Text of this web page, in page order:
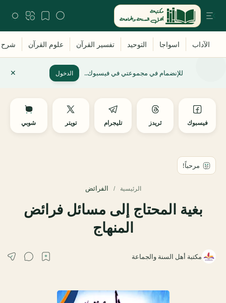
للإنضمام في مجموعتي في فيسبوك.. الدخول
فيسبوك ثريدز تليجرام تويتر شوبي
الرئيسية الفرائض
بغية المحتاج إلى مسائل فرائض
المنهاج